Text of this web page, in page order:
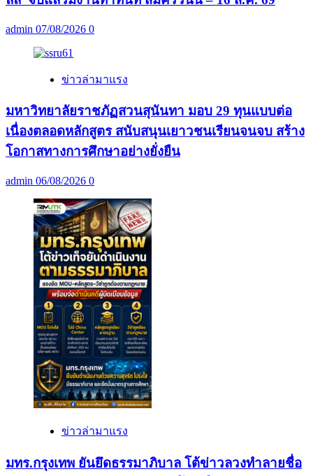
admin 07/08/2026 0
ข่าวล่ามาแรง
มหาวิทยาลัยราชภัฏสวนสุนันทา มอบ 29 ทุนแบบต่อ
เนื่องตลอดหลักสูตร สนับสนุนเยาวชนเรียนจนจบ สร้าง
โอกาสทางการศึกษาอย่างยั่งยืน
admin 06/08/2026 0
ข่าวล่ามาแรง
มทร.กรุงเทพ ยันยึดธรรมาภิบาล โต้ข่าวลวงทำลายชื่อ